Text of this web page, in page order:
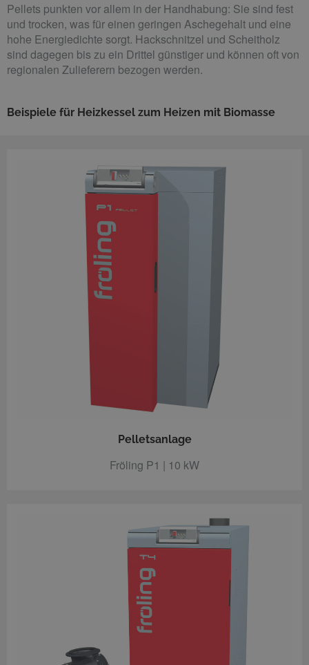
Pellets punkten vor allem in der Handhabung: Sie sind fest
und trocken, was für einen geringen Aschegehalt und eine
hohe Energiedichte sorgt. Hackschnitzel und Scheitholz
sind dagegen bis zu ein Drittel günstiger und können oft von
regionalen Zulieferern bezogen werden.
Beispiele für Heizkessel zum Heizen mit Biomasse
Pelletsanlage
Fröling P1 | 10 kW